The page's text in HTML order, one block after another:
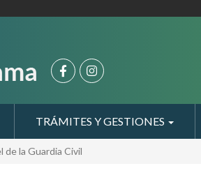
TRÁMITES Y GESTIONES
de la Guardia Civil